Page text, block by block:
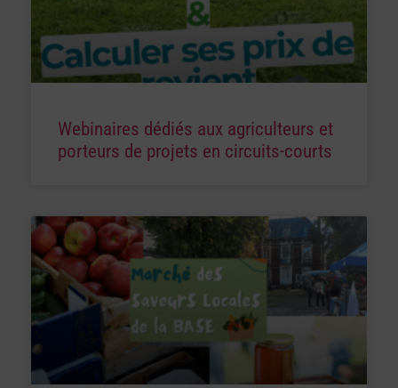
Webinaires dédiés aux agriculteurs et
porteurs de projets en circuits-courts